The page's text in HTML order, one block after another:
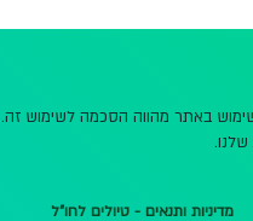
באתר מהווה הסכמה לשימוש זה.
שלנו.
מדיניות ותנאים - טיולים לחו"ל